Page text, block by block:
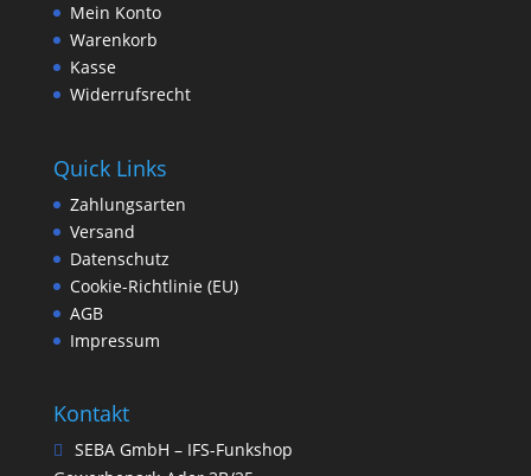
Mein Konto
Warenkorb
Kasse
Widerrufsrecht
Quick Links
Zahlungsarten
Versand
Datenschutz
Cookie-Richtlinie (EU)
AGB
Impressum
Kontakt
SEBA GmbH – IFS-Funkshop